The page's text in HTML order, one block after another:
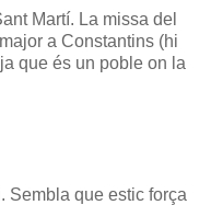
Martí. La missa del
a Constantins (hi
que és un poble on la
Sembla que estic força